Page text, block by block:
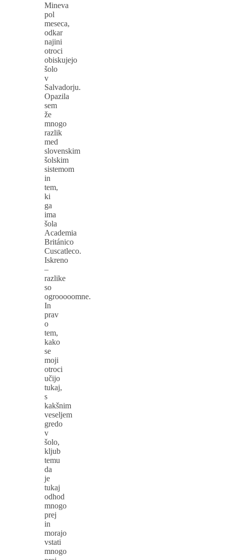
Mineva
pol
meseca,
odkar
najini
otroci
obiskujejo
šolo
v
Salvadorju.
Opazila
sem
že
mnogo
razlik
med
slovenskim
šolskim
sistemom
in
tem,
ki
ga
ima
šola
Academia
Británico
Cuscatleco.
Iskreno
–
razlike
so
ogrooooomne.
In
prav
o
tem,
kako
se
moji
otroci
učijo
tukaj,
s
kakšnim
veseljem
gredo
v
šolo,
kljub
temu
da
je
tukaj
odhod
mnogo
prej
in
morajo
vstati
mnogo